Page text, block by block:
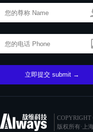
COPYRIGHT
版权所有·上